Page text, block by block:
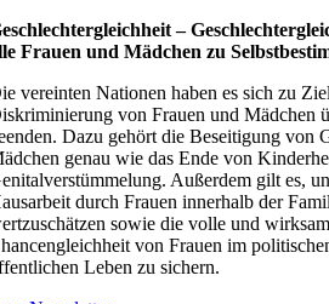
–
Frauen und Mädchen zu
vereinten Nationen haben es sich zu
von Frauen und Mädchen
Dazu gehört die Beseitigung von
genau wie das Ende von
Außerdem gilt es,
durch Frauen innerhalb der
sowie die volle und
von Frauen im
Leben zu sichern.